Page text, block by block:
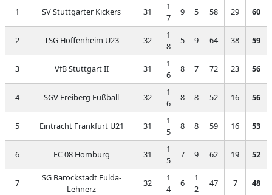
1 SV Stuttgarter Kickers 31
1
7
9 5 58 29 60
2 TSG Hoffenheim U23 32
1
8
5 9 64 38 59
3 VfB Stuttgart II 31
1
6
8 7 72 23 56
4 SGV Freiberg Fußball 32
1
6
8 8 52 16 56
5 Eintracht Frankfurt U21 31
1
5
8 8 59 16 53
6 FC 08 Homburg 31
1
5
7 9 62 19 52
7
SG Barockstadt Fulda-
Lehnerz
32
1
4
6
1
2
47 7 48